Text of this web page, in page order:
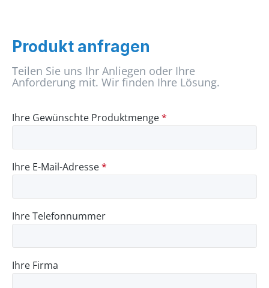
Produkt anfragen
Teilen Sie uns Ihr Anliegen oder Ihre
Anforderung mit. Wir finden Ihre Lösung.
Ihre Gewünschte Produktmenge*
Ihre E-Mail-Adresse*
Ihre Telefonnummer
Ihre Firma